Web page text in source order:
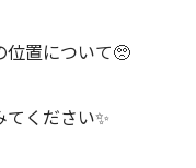
位置について🥺
ください✨